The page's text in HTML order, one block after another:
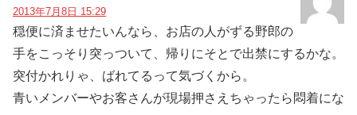
2013年7月8日 15:29
穏便に済ませたいんなら、お店の人がずる野郎の
手をこっそり突っついて、帰りにそとで出禁にするかな。
突付かれりゃ、ばれてるって気づくから。
青いメンバーやお客さんが現場押さえちゃったら悶着にな